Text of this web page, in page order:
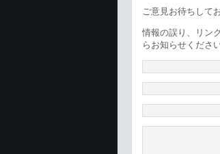
ご意見お待ちして
情報の誤り、リン
らお知らせください